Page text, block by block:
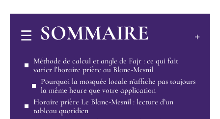
SOMMAIRE
Méthode de calcul et angle de Fajr : ce qui fait
varier l’horaire prière au Blanc-Mesnil
Pourquoi la mosquée locale n’affiche pas toujours
la même heure que votre application
Horaire prière Le Blanc-Mesnil : lecture d’un
tableau quotidien